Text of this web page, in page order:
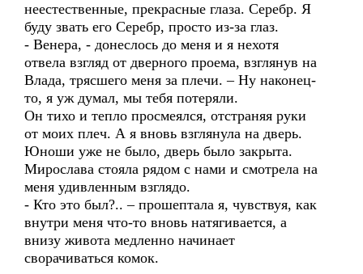
неестественные, прекрасные глаза. Серебр. Я
буду звать его Серебр, просто из-за глаз.
- Венера, - донеслось до меня и я нехотя
отвела взгляд от дверного проема, взглянув на
Влада, трясшего меня за плечи. – Ну наконец-
то, я уж думал, мы тебя потеряли.
Он тихо и тепло просмеялся, отстраняя руки
от моих плеч. А я вновь взглянула на дверь.
Юноши уже не было, дверь было закрыта.
Мирослава стояла рядом с нами и смотрела на
меня удивленным взглядо.
- Кто это был?.. – прошептала я, чувствуя, как
внутри меня что-то вновь натягивается, а
внизу живота медленно начинает
сворачиваться комок.